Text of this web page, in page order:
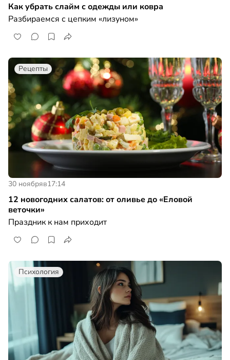
Как убрать слайм с одежды или ковра
Разбираемся с цепким «лизуном»
Рецепты
30 ноябряв17:14
12 новогодних салатов: от оливье до «Еловой
веточки»
Праздник к нам приходит
Психология